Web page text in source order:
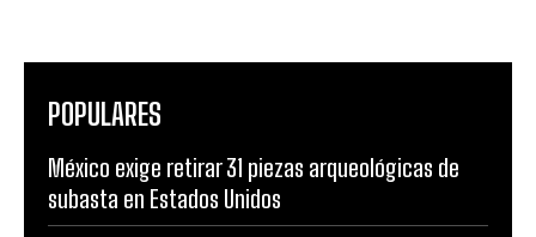
POPULARES
México exige retirar 31 piezas arqueológicas de
subasta en Estados Unidos